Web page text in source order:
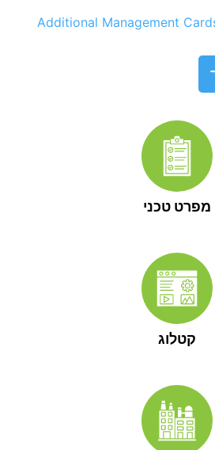
Additional Management
מפרט טכני
קטלוג